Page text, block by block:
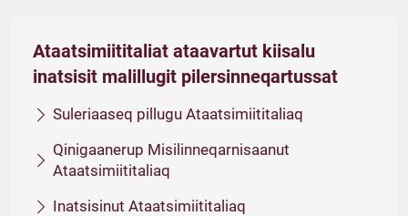
Ataatsimiititaliat ataavartut kiisalu
inatsisit malillugit pilersinneqartussat
Suleriaaseq pillugu Ataatsimiititaliaq
Qinigaanerup Misilinneqarnisaanut
Ataatsimiititaliaq
Inatsisinut Ataatsimiititaliaq